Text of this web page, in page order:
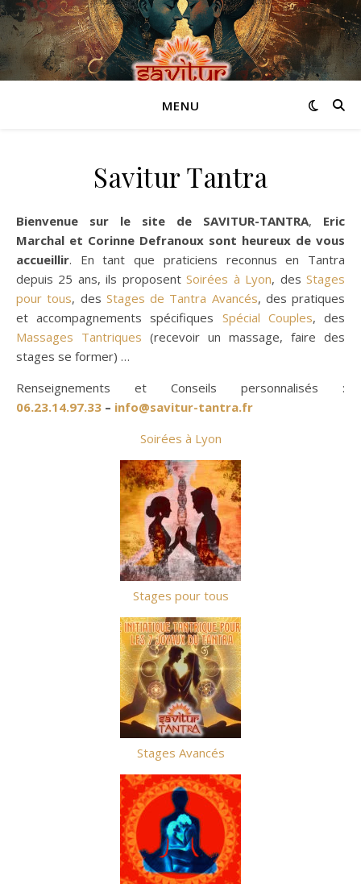
MENU
Savitur Tantra
Bienvenue sur le site de SAVITUR-TANTRA, Eric
Marchal et Corinne Defranoux sont heureux de vous
accueillir. En tant que praticiens reconnus en Tantra
depuis 25 ans, ils proposentSoirées à Lyon, desStages
pour tous, des Stages de Tantra Avancés, des pratiques
et accompagnements spécifiques Spécial Couples, des
Massages Tantriques (recevoir un massage, faire des
stages se former) …
Renseignements et Conseils personnalisés :
06.23.14.97.33 – info@savitur-tantra.fr
Soirées à Lyon
Stages pour tous
Stages Avancés